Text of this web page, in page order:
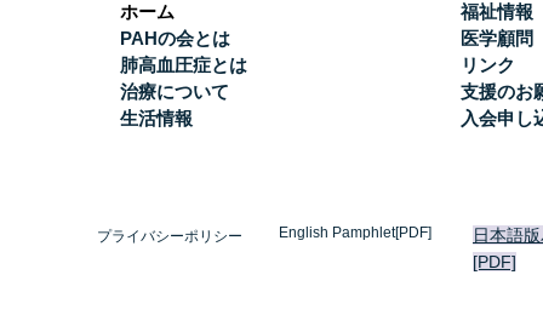
ホーム
PAHの会とは
肺高血圧症とは
治療について
生活情報
福祉情報
医学顧問
リンク
支援のお
入会申し
プライバシーポリシー English Pamphlet[PDF]
日本語
[PDF]